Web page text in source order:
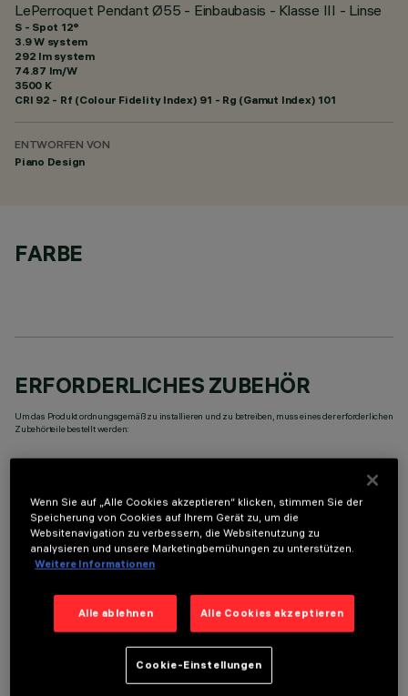
LePerroquet Pendant Ø55 - Einbaubasis - Klasse III - Linse
S - Spot 12°
3.9 W system
292 lm system
74.87 lm/W
3500 K
CRI 92 - Rf (Colour Fidelity Index) 91 - Rg (Gamut Index) 101
ENTWORFEN VON
Piano Design
FARBE
ERFORDERLICHES ZUBEHÖR
Um das Produkt ordnungsgemäß zu installieren und zu betreiben, muss eines der erforderlichen
Zubehörteile bestellt werden:
OPTIONALE KOMPONENTEN
TECHNISCHE DATEN
Wenn Sie auf „Alle Cookies akzeptieren“ klicken, stimmen Sie der
Speicherung von Cookies auf Ihrem Gerät zu, um die
Websitenavigation zu verbessern, die Websitenutzung zu
analysieren und unsere Marketingbemühungen zu unterstützen.
Weitere Informationen
Alle ablehnen Alle Cookies akzeptieren
Cookie-Einstellungen